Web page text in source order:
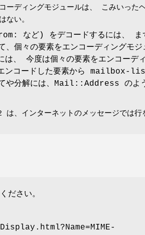
ーディングモジュールは、 こみいっ
ない。
など) をデコードするには、 ま
々の要素をエンコーディングモジ
は、 今度は個々の要素をエンコーデ
エンコードした要素から mailbox-
分解には、Mail::Address のよう
、インターネットのメッセージでは
ださい。